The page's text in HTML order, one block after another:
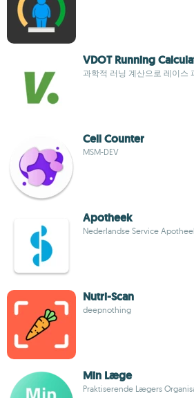
VDOT Running
과학적 러닝 계산으로 레이스
Cell Counter
MSM-DEV
Apotheek
Nederlandse Service
Nutri-Scan
deepnothing
Min Læge
Praktiserende Lægers